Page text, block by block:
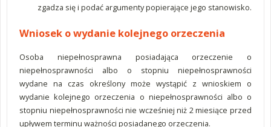
zgadza się i podać argumenty popierające jego stanowisko.
Wniosek o wydanie kolejnego orzeczenia
Osoba niepełnosprawna posiadająca orzeczenie o
niepełnosprawności albo o stopniu niepełnosprawności
wydane na czas określony może wystąpić z wnioskiem o
wydanie kolejnego orzeczenia o niepełnosprawności albo o
stopniu niepełnosprawności nie wcześniej niż 2 miesiące przed
upływem terminu ważności posiadanego orzeczenia.